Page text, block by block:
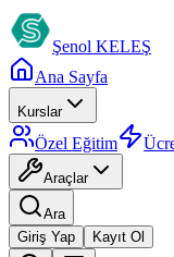
Şenol KELEŞ
Ana Sayfa
Kurslar
Özel Eğitim
Araçlar
Ara
Giriş Yap
Kayıt Ol